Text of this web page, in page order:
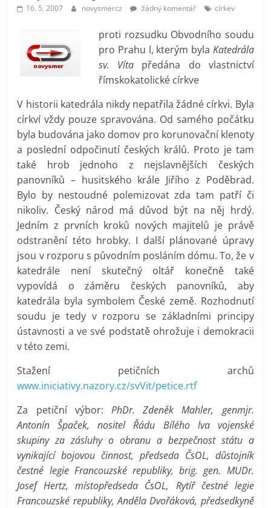
prospívá?
16. 5. 2007 novysmercz žádný komentář církev
proti rozsudku Obvodního soudu
pro Prahu l, kterým byla Katedrála
sv. Víta předána do vlastnictví
římskokatolické církve
V historii katedrála nikdy nepatřila žádné církvi. Byla
církví vždy pouze spravována. Od samého počátku
byla budována jako domov pro korunovační klenoty
a poslední odpočinutí českých králů. Proto je tam
také hrob jednoho z nejslavnějších českých
panovníků – husitského krále Jiřího z Poděbrad.
Bylo by nestoudné polemizovat zda tam patří či
nikoliv. Český národ má důvod být na něj hrdý.
Jedním z prvních kroků nových majitelů je právě
odstranění této hrobky. I další plánované úpravy
jsou v rozporu s původním posláním dómu. To, že v
katedrále není skutečný oltář konečně také
vypovídá o záměru českých panovníků, aby
katedrála byla symbolem České země. Rozhodnutí
soudu je tedy v rozporu se základními principy
ústavnosti a ve své podstatě ohrožuje i demokracii
v této zemi.
Stažení petičních archů
www.iniciativy.nazory.cz/svVit/petice.rtf
Za petiční výbor: PhDr. Zdeněk Mahler, genmjr.
Antonín Špaček, nositel Řádu Bílého lva vojenské
skupiny za zásluhy o obranu a bezpečnost státu a
vynikající bojovou činnost, předseda ČsOL, důstojník
čestné legie Francouzské republiky, brig. gen. MUDr.
Josef Hertz, místopředseda ČsOL, Rytíř čestné legie
Francouzské republiky, Anděla Dvořáková, předsedkyně